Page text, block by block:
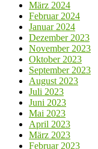
März 2024
Februar 2024
Januar 2024
Dezember 2023
November 2023
Oktober 2023
September 2023
August 2023
Juli 2023
Juni 2023
Mai 2023
April 2023
März 2023
Februar 2023